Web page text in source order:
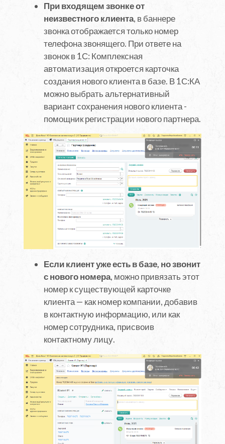
При входящем звонке от
неизвестного клиента, в баннере
звонка отображается только номер
телефона звонящего. При ответе на
звонок в 1С: Комплексная
автоматизация откроется карточка
создания нового клиента в базе. В 1С:КА
можно выбрать альтернативный
вариант сохранения нового клиента -
помощник регистрации нового партнера.
Если клиент уже есть в базе, но звонит
с нового номера, можно привязать этот
номер к существующей карточке
клиента — как номер компании, добавив
в контактную информацию, или как
номер сотрудника, присвоив
контактному лицу.